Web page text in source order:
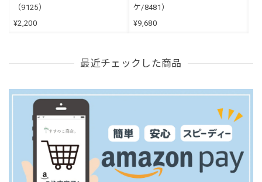
（9125）
¥2,200
ケ/8481）
¥9,680
最近チェックした商品